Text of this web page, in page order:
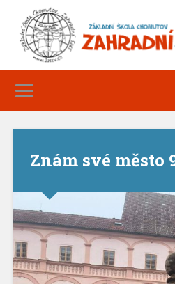
Znám své město